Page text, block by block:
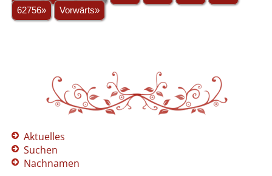
62756»
Vorwärts»
Aktuelles
Suchen
Nachnamen